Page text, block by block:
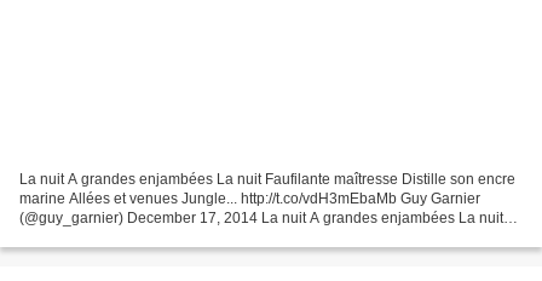
La nuit A grandes enjambées La nuit Faufilante maîtresse Distille son encre
marine Allées et venues Jungle... http://t.co/vdH3mEbaMb Guy Garnier
(@guy_garnier) December 17, 2014 La nuit A grandes enjambées La nuit